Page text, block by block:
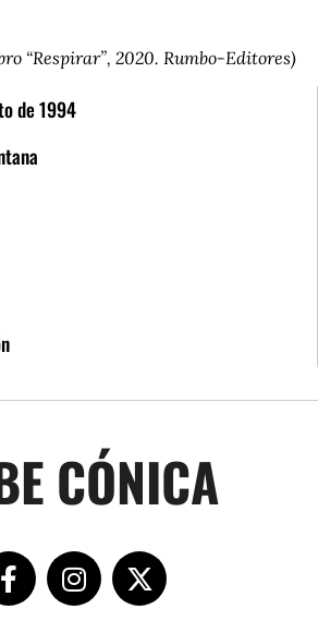
de 1994
“Respirar”, 2020. Rumbo-Editores)
CÓNICA